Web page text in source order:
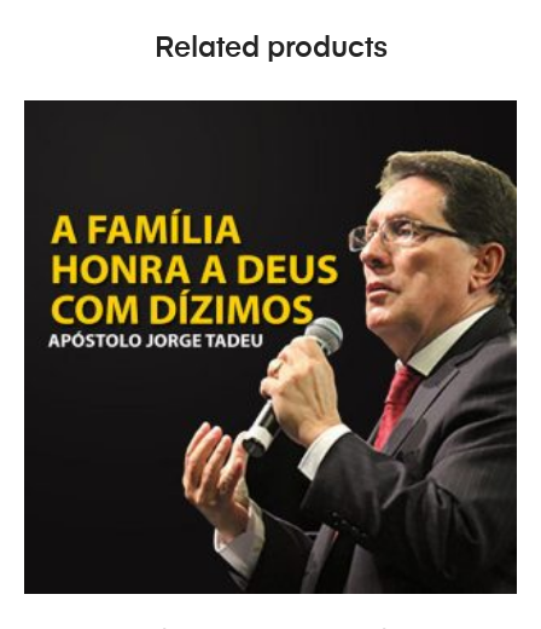
Related products